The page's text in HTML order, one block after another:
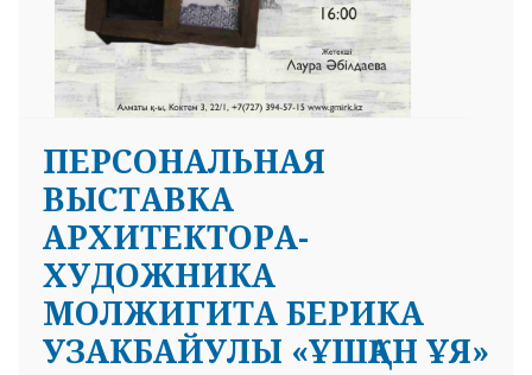
ПЕРСОНАЛЬНАЯ
ВЫСТАВКА
АРХИТЕКТОРА-
ХУДОЖНИКА
МОЛЖИГИТА БЕРИКА
УЗАКБАЙУЛЫ «ҰШҚАН ҰЯ»